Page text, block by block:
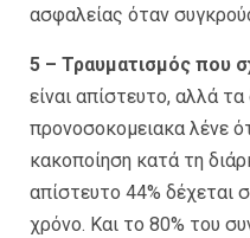
ασφαλείας όταν
5 – Τραυματισμός που
είναι απίστευτο, αλλά
προνοσοκομειακα λένε
κακοποίηση κατά τη
απίστευτο 44% δέχεται
χρόνο. Και το 80% του